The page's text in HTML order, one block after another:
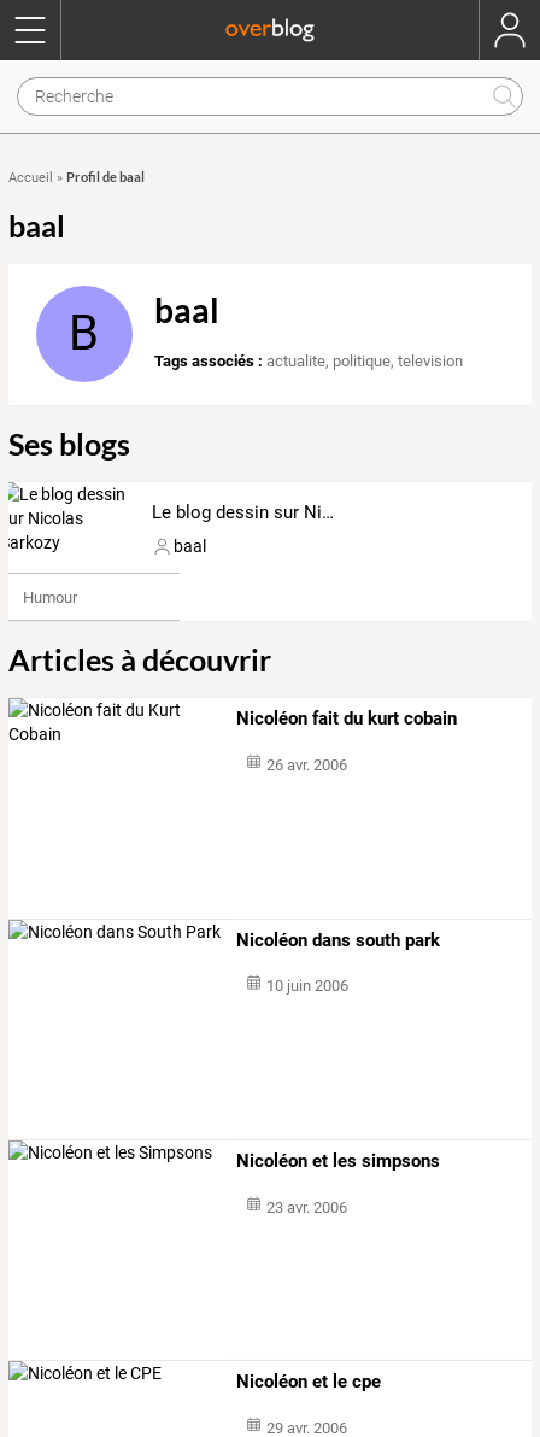
Accueil » Profil de baal
baal
B baal
Tags associés : actualite, politique,television
Ses blogs
Le blog dessin sur Nicolas Sarkozy
baal
Humour
Articles à découvrir
Nicoléon fait du kurt cobain
26 avr. 2006
Nicoléon dans south park
10 juin 2006
Nicoléon et les simpsons
23 avr. 2006
Nicoléon et le cpe
29 avr. 2006